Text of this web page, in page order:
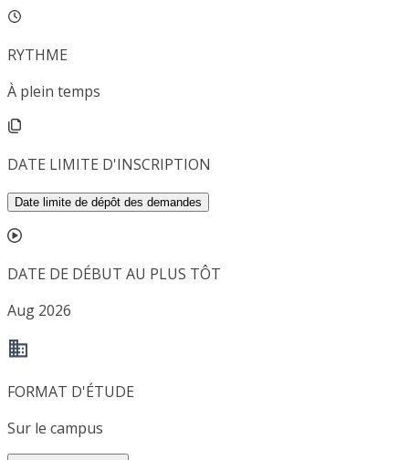
RYTHME
À plein temps
DATE LIMITE D'INSCRIPTION
Date limite de dépôt des demandes
DATE DE DÉBUT AU PLUS TÔT
Aug 2026
FORMAT D'ÉTUDE
Sur le campus